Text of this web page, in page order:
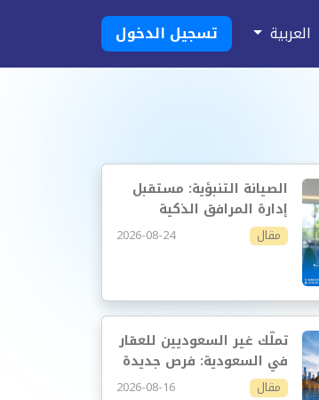
العربية تسجيل الدخول
الصيانة التنبؤية: مستقبل
إدارة المرافق الذكية
مقال 2026-08-24
تملّك غير السعوديين للعقار
في السعودية: فرص جديدة
وإدارة أكثر احترافية
مقال 2026-08-16